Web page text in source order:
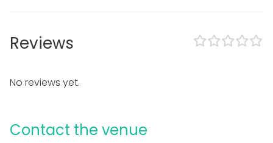
Equipment
Kitchen for customer
Event types
Reviews
No reviews yet.
Contact the venue